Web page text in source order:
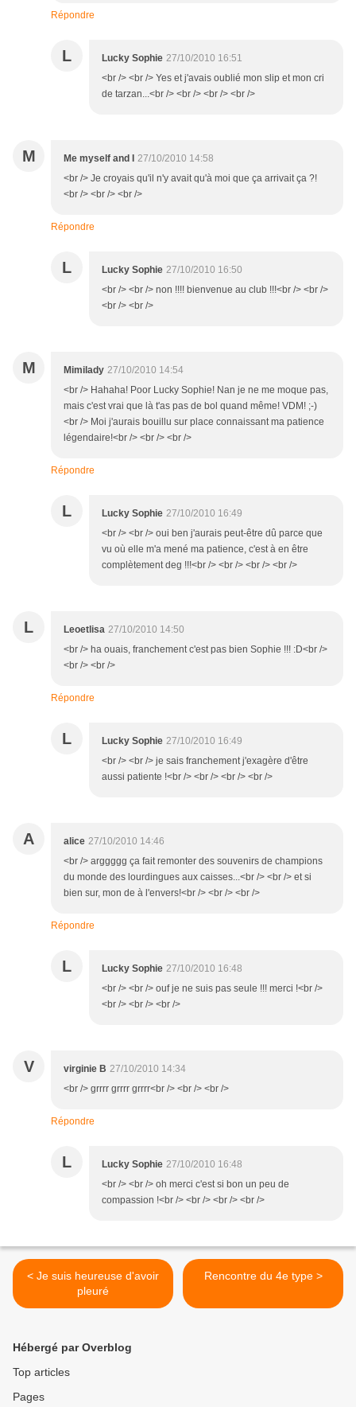
Répondre
L Lucky Sophie 27/10/2010 16:51
<br /> <br /> Yes et j'avais oublié mon slip et mon cri
de tarzan...<br /> <br /> <br /> <br />
M Me myself and I
27/10/2010 14:58
<br /> Je croyais qu'il n'y avait qu'à moi que ça arrivait ça ?!
<br /> <br /> <br />
Répondre
L Lucky Sophie 27/10/2010 16:50
<br /> <br /> non !!!! bienvenue au club !!!<br /> <br />
<br /> <br />
M Mimilady 27/10/2010 14:54
<br /> Hahaha! Poor Lucky Sophie! Nan je ne me moque pas,
mais c'est vrai que là t'as pas de bol quand même! VDM! ;-)
<br /> Moi j'aurais bouillu sur place connaissant ma patience
légendaire!<br /> <br /> <br />
Répondre
L Lucky Sophie 27/10/2010 16:49
<br /> <br /> oui ben j'aurais peut-être dû parce que
vu où elle m'a mené ma patience, c'est à en être
complètement deg !!!<br /> <br /> <br /> <br />
L Leoetlisa 27/10/2010 14:50
<br /> ha ouais, franchement c'est pas bien Sophie !!! :D<br />
<br /> <br />
Répondre
L Lucky Sophie 27/10/2010 16:49
<br /> <br /> je sais franchement j'exagère d'être
aussi patiente !<br /> <br /> <br /> <br />
A alice 27/10/2010 14:46
<br /> arggggg ça fait remonter des souvenirs de champions
du monde des lourdingues aux caisses...<br /> <br /> et si
bien sur, mon de à l'envers!<br /> <br /> <br />
Répondre
L Lucky Sophie 27/10/2010 16:48
<br /> <br /> ouf je ne suis pas seule !!! merci !<br />
<br /> <br /> <br />
V virginie B 27/10/2010 14:34
<br /> grrrr grrrr grrrr<br /> <br /> <br />
Répondre
L Lucky Sophie 27/10/2010 16:48
<br /> <br /> oh merci c'est si bon un peu de
compassion !<br /> <br /> <br /> <br />
< Je suis heureuse d'avoir
pleuré
Rencontre du 4e type >
Hébergé par Overblog
Top articles
Pages